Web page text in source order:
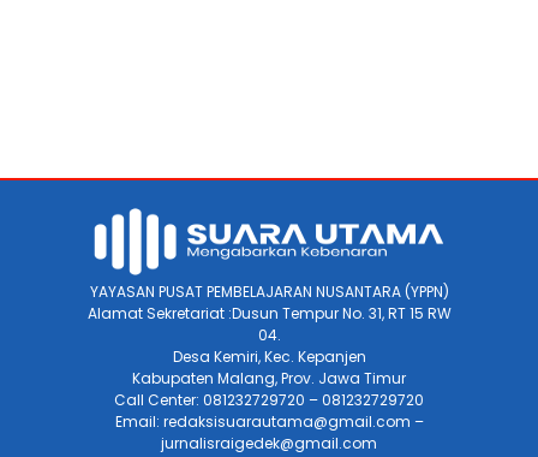
YAYASAN PUSAT PEMBELAJARAN NUSANTARA (YPPN)
Alamat Sekretariat :Dusun Tempur No. 31, RT 15 RW
04.
Desa Kemiri, Kec. Kepanjen
Kabupaten Malang, Prov. Jawa Timur
Call Center: 081232729720 – 081232729720
Email: redaksisuarautama@gmail.com –
jurnalisraigedek@gmail.com